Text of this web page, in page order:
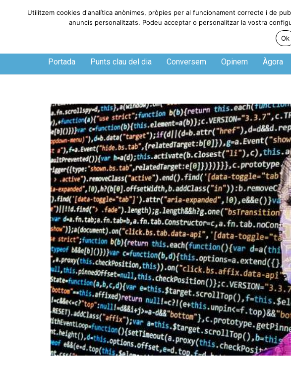
Dissabte, 8 de agosto de 2026
Portada Punts clau del dia Conversem Opinem Àgora
Utilitzem cookies d'analítica anònimes, pròpies per al funcionament correcte i de
anuncis personalitzats. Podeu acceptar o personalitzar la vostra
Ok